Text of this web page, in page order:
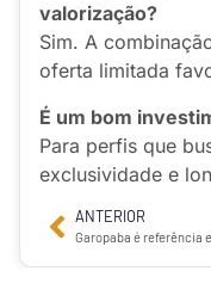
valorização?
Sim. A
oferta limitada
É um bom
Para perfis que
exclusividade e
ANTERIOR
apartamento em